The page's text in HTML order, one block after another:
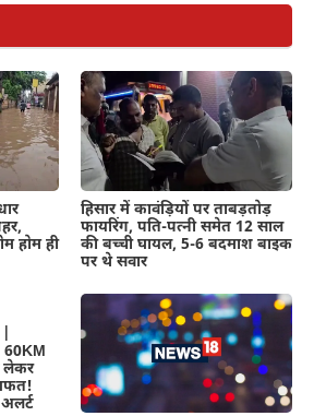
होम ही
हिसार में कावंड़ियों पर ताबड़तोड़
फायरिंग, पति-पत्नी समेत 12 साल
की बच्ची घायल, 5-6 बदमाश बाइक
पर थे सवार
लेकर